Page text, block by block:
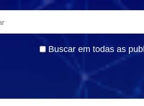
Buscar em todas as